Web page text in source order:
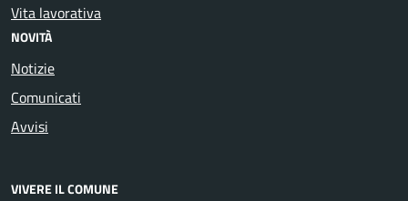
Vita lavorativa
NOVITÀ
Notizie
Comunicati
Avvisi
VIVERE IL COMUNE